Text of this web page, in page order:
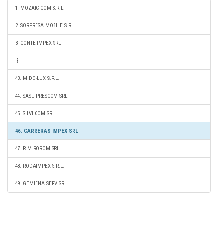
1. MOZAIC COM S.R.L.
2. SORPRESA MOBILE S.R.L.
3. CONTE IMPEX SRL
43. MIDO-LUX S.R.L.
44. SASU PRESCOM SRL
45. SILVI COM SRL
46. CARRERAS IMPEX SRL
47. R.M.ROROM SRL
48. RODAIMPEX S.R.L.
49. GEMIENA SERV SRL